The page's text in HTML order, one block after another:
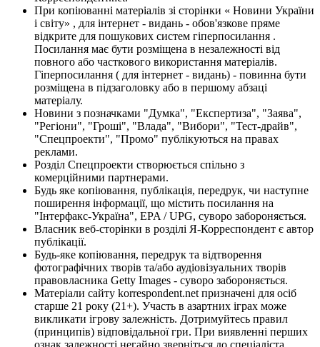
При копіюванні матеріалів зі сторінки « Новини України
і світу» , для інтернет - видань - обов'язкове пряме
відкрите для пошукових систем гіперпосилання .
Посилання має бути розміщена в незалежності від
повного або часткового використання матеріалів.
Гіперпосилання ( для інтернет - видань) - повинна бути
розміщена в підзаголовку або в першому абзаці
матеріалу.
Новини з позначками "Думка", "Експертиза", "Заява",
"Регіони", "Гроші", "Влада", "Вибори", "Тест-драйв",
"Спецпроекти", "Промо" публікуються на правах
реклами.
Розділ Спецпроекти створюється спільно з
комерційними партнерами.
Будь яке копіювання, публікація, передрук, чи наступне
поширення інформації, що містить посилання на
"Інтерфакс-Україна", EPA / UPG, суворо забороняється.
Власник веб-сторінки в розділі Я-Корреспондент є автор
публікації.
Будь-яке копіювання, передрук та відтворення
фотографічних творів та/або аудіовізуальних творів
правовласника Getty Images - суворо забороняється.
Матеріали сайту korrespondent.net призначені для осіб
старше 21 року (21+). Участь в азартних іграх може
викликати ігрову залежність. Дотримуйтесь правил
(принципів) відповідальної гри. При виявленні перших
ознак залежності негайно зверніться до спеціаліста.